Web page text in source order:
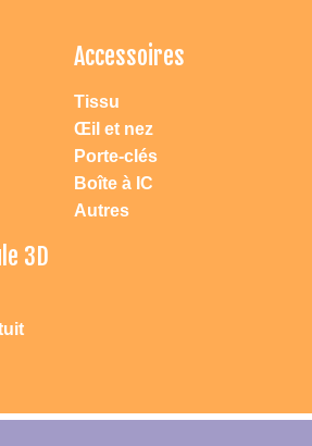
Accessoires
Tissu
Œil et nez
Porte-clés
Boîte à IC
Autres
3D
directement par mobile: 0086 18658223181 ou
permanente: Ningbo Changement de route
DAC jouets \" dans la recherche Google.